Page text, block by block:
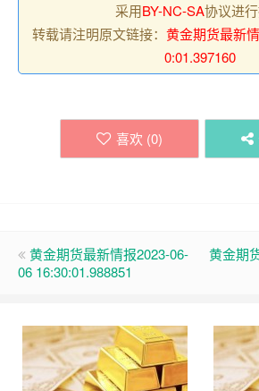
采用BY-NC-SA协议进
转载请注明原文链接： 黄金期货最新
0:01.397160
喜欢 (0)
黄金期货最新情报2023-06-
06 16:30:01.988851
黄金期